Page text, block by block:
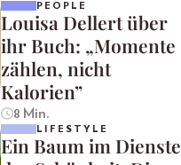
PEOPLE
Louisa Dellert über
ihr Buch: „Momente
zählen, nicht
Kalorien”
8 Min.
LIFESTYLE
Ein Baum im Dienste